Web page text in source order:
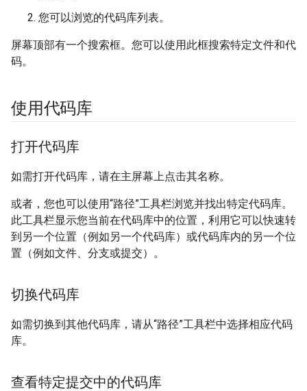
您可以浏览的代码库列表。
屏幕顶部有一个搜索框。您可以使用此框搜索特定文件和代
码。
使用代码库
打开代码库
如需打开代码库，请在主屏幕上点击其名称。
或者，您也可以使用“路径”工具栏浏览并找出特定代码库。
此工具栏显示您当前在代码库中的位置，利用它可以快速转
到另一个位置（例如另一个代码库）或代码库内的另一个位
置（例如文件、分支或提交）。
切换代码库
如需切换到其他代码库，请从“路径”工具栏中选择相应代码
库。
查看特定提交中的代码库